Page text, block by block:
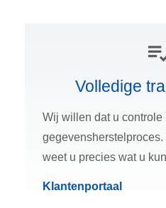
Volledige
Wij willen dat u controle
gegevensherstelproces.
weet u precies wat u
Klantenportaal